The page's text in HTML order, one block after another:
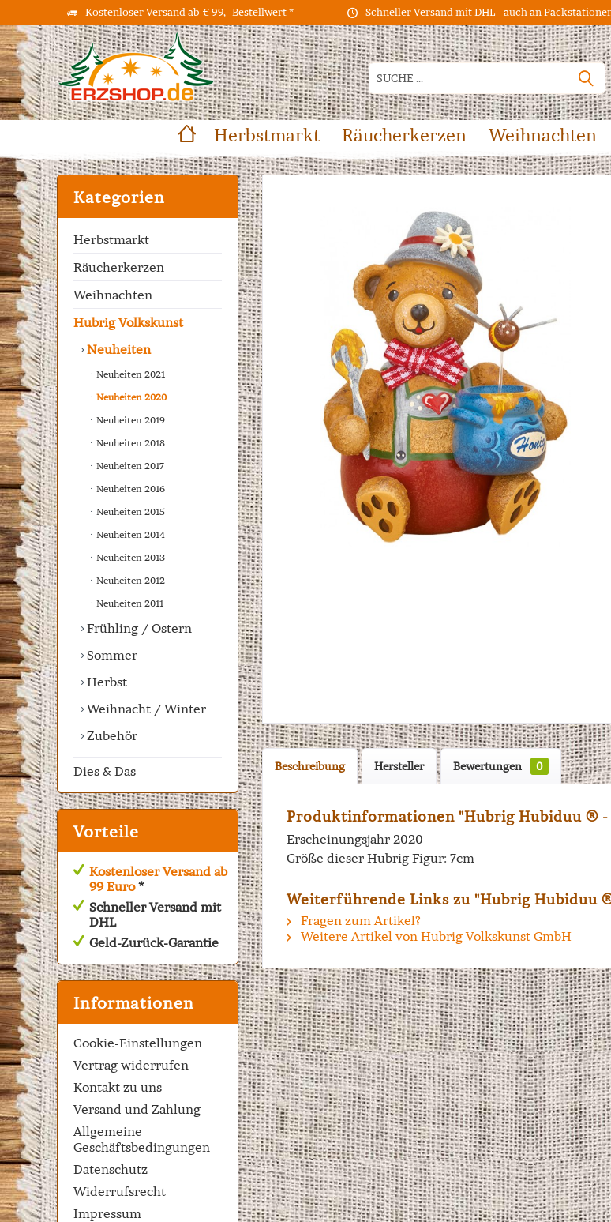
Kostenloser Versand ab € 99,- Bestellwert * Schneller Versand mit DHL - auch an
Herbstmarkt Räucherkerzen Weihnachten
Kategorien
Herbstmarkt
Räucherkerzen
Weihnachten
Hubrig Volkskunst
Neuheiten
Neuheiten 2021
Neuheiten 2020
Neuheiten 2019
Neuheiten 2018
Neuheiten 2017
Neuheiten 2016
Neuheiten 2015
Neuheiten 2014
Neuheiten 2013
Neuheiten 2012
Neuheiten 2011
Frühling / Ostern
Sommer
Herbst
Weihnacht / Winter
Zubehör
Dies & Das
Vorteile
Kostenloser Versand ab
99 Euro*
Schneller Versand mit
DHL
Geld-Zurück-Garantie
Informationen
Cookie-Einstellungen
Vertrag widerrufen
Kontakt zu uns
Versand und Zahlung
Allgemeine
Geschäftsbedingungen
Datenschutz
Widerrufsrecht
Impressum
Beschreibung Hersteller Bewertungen 0
Produktinformationen "Hubrig Hubiduu ® -
Erscheinungsjahr 2020
Größe dieser Hubrig Figur: 7cm
Weiterführende Links zu "Hubrig Hubiduu
Fragen zum Artikel?
Weitere Artikel von Hubrig Volkskunst GmbH